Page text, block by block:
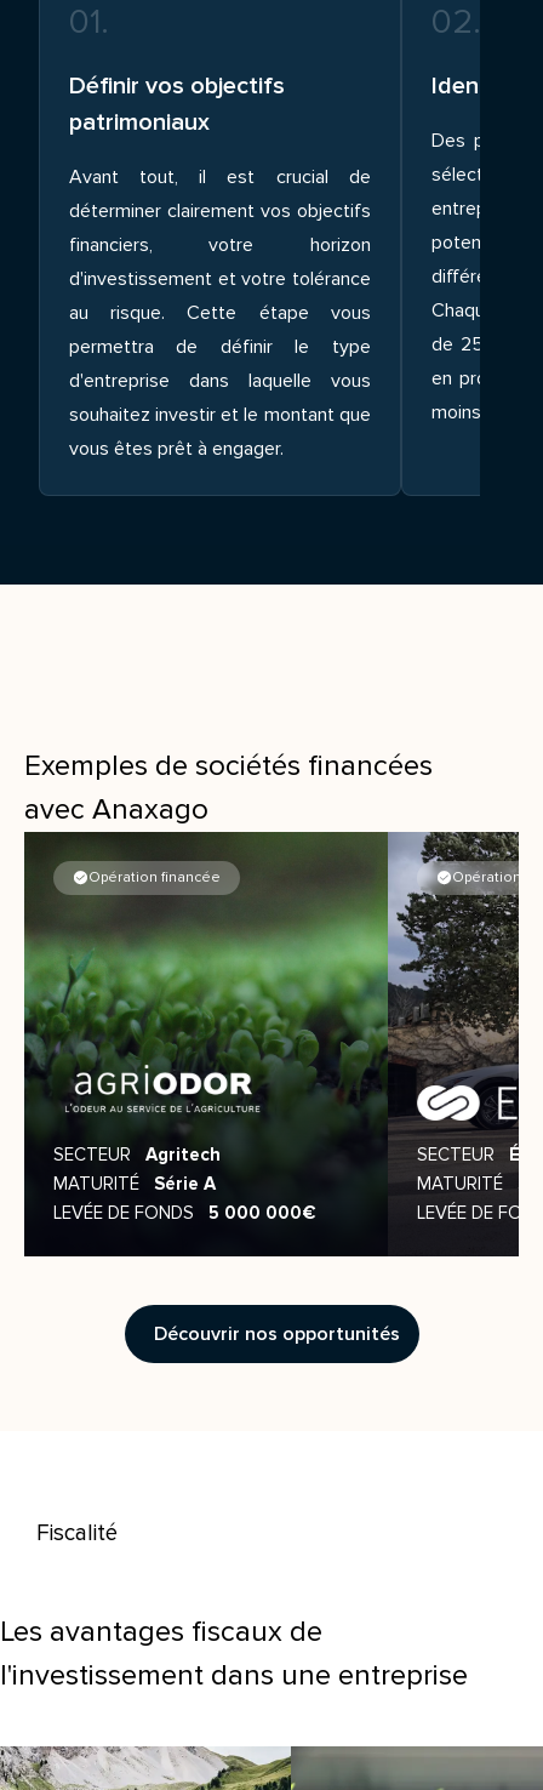
01.
Définir vos objectifs
patrimoniaux
Avant tout, il est crucial de
déterminer clairement vos objectifs
financiers, votre horizon
d'investissement et votre tolérance
au risque. Cette étape vous
permettra de définir le type
d'entreprise dans laquelle vous
souhaitez investir et le montant que
vous êtes prêt à engager.
02.
Identifier
Des
potentiel
différents
Chaque
de 2500
en
moins de 10
Exemples de sociétés financées
avec Anaxago
Opération financée
SECTEUR
Agritech
MATURITÉ
Série A
LEVÉE DE FONDS
5 000 000€
Opération
SECTEUR
MATURITÉ
LEVÉE DE
Découvrir nos opportunités
Fiscalité
Les avantages fiscaux de
l'investissement dans une entreprise